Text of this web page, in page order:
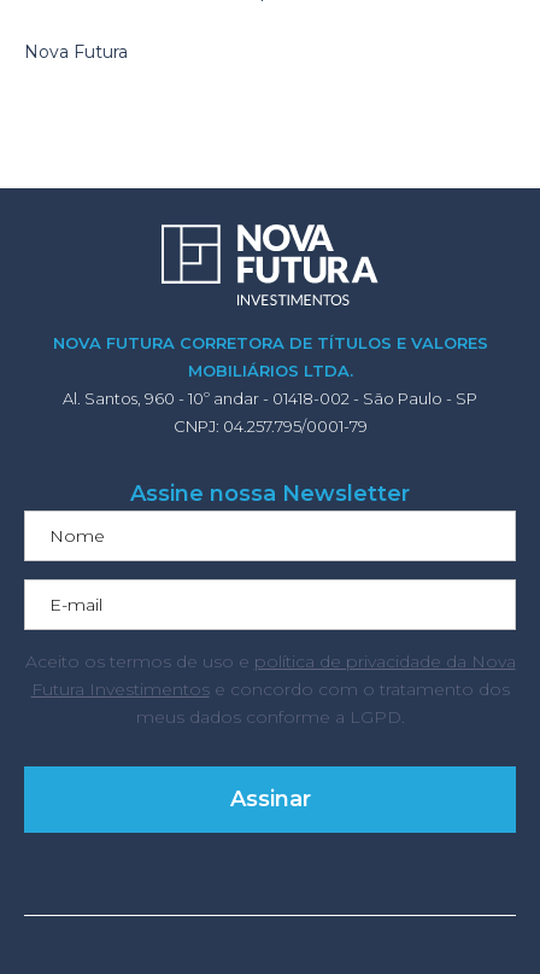
Nova Futura
NOVA FUTURA CORRETORA DE TÍTULOS E VALORES
MOBILIÁRIOS LTDA.
Al. Santos, 960 - 10º andar - 01418-002 - São Paulo - SP
CNPJ: 04.257.795/0001-79
Assine nossa Newsletter
Aceito os termos de uso e política de privacidade da Nova
Futura Investimentose concordo com o tratamento dos
meus dados conforme a LGPD.